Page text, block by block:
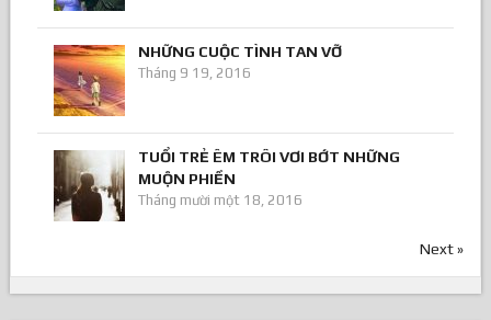
NHỮNG CUỘC TÌNH TAN VỠ
Tháng 9 19, 2016
TUỔI TRẺ ÊM TRÔI VƠI BỚT NHỮNG
MUỘN PHIỀN
Tháng mười một 18, 2016
Next »